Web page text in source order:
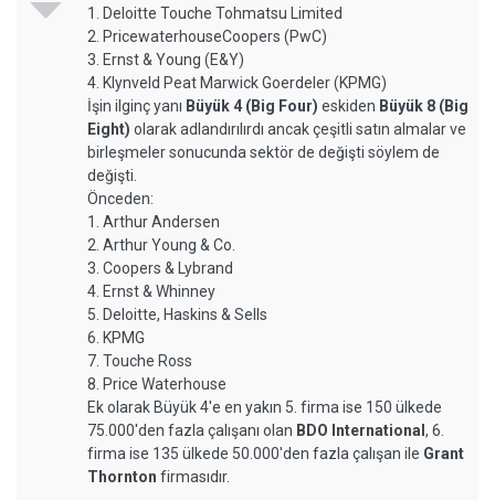
1. Deloitte Touche Tohmatsu Limited
2. PricewaterhouseCoopers (PwC)
3. Ernst & Young (E&Y)
4. Klynveld Peat Marwick Goerdeler (KPMG)
İşin ilginç yanı Büyük 4 (Big Four) eskiden Büyük 8 (Big
Eight) olarak adlandırılırdı ancak çeşitli satın almalar ve
birleşmeler sonucunda sektör de değişti söylem de
değişti.
Önceden:
1. Arthur Andersen
2. Arthur Young & Co.
3. Coopers & Lybrand
4. Ernst & Whinney
5. Deloitte, Haskins & Sells
6. KPMG
7. Touche Ross
8. Price Waterhouse
Ek olarak Büyük 4'e en yakın 5. firma ise 150 ülkede
75.000'den fazla çalışanı olan BDO International , 6.
firma ise 135 ülkede 50.000'den fazla çalışan ile Grant
Thornton firmasıdır.